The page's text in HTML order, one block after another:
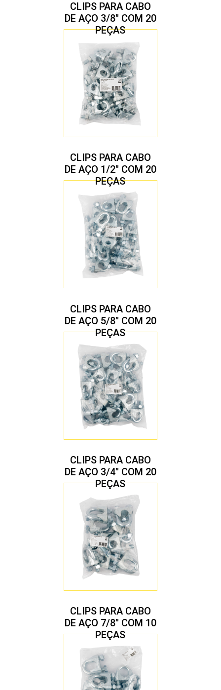
CLIPS PARA CABO
DE AÇO 3/8″ COM 20
PEÇAS
CLIPS PARA CABO
DE AÇO 1/2″ COM 20
PEÇAS
CLIPS PARA CABO
DE AÇO 5/8″ COM 20
PEÇAS
CLIPS PARA CABO
DE AÇO 3/4″ COM 20
PEÇAS
CLIPS PARA CABO
DE AÇO 7/8″ COM 10
PEÇAS